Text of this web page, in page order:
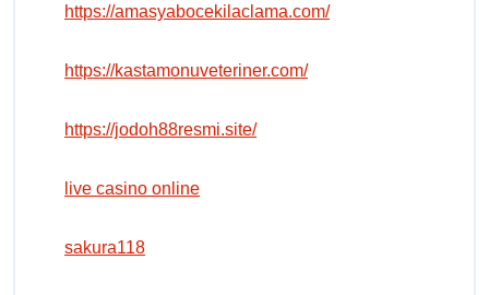
https://amasyabocekilaclama.com/
https://kastamonuveteriner.com/
https://jodoh88resmi.site/
live casino online
sakura118